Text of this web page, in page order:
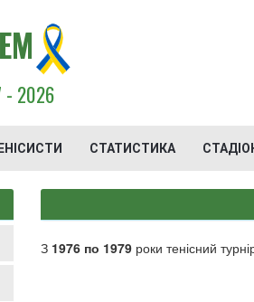
- 2026
СТАТИСТИКА
З 1976 по 1979роки тенісний